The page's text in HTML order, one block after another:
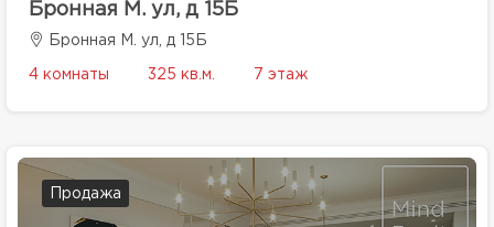
Бронная М. ул, д 15Б
Бронная М. ул, д 15Б
4 комнаты 325 кв.м. 7 этаж
Продажа